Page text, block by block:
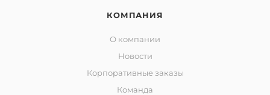
КОМПАНИЯ
О компании
Новости
Корпоративные заказы
Команда